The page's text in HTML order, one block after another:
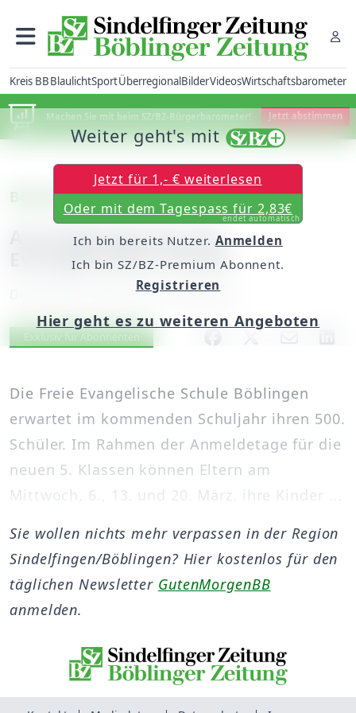
Kreis BBBlaulichtSportÜberregionalBilderVideosWirtschaftsbarometer
Machen Sie mit beim SZ/BZ-Bürgerbarometer! Jetzt abstimmen
Böblingen
Anmeldetage bei der
Evangelischen Schule
Dienstag, 05. März 2013, 00:00 Uhr
Artikel vorlesen
Exklusiv für Abonnenten
Die Freie Evangelische Schule Böblingen
erwartet im kommenden Schuljahr ihren 500.
Schüler. Im Rahmen der Anmeldetage für die
neuen 5. Klassen können Eltern am
Mittwoch, 6., 13. und 20. März, ihre Kinder ...
Weiter geht's mit
Jetzt für 1,- € weiterlesen
Oder mit dem Tagespass für 2,83€
endet automatisch
Ich bin bereits Nutzer. Anmelden
Ich bin SZ/BZ-Premium Abonnent.
Registrieren
Hier geht es zu weiteren Angeboten
Sie wollen nichts mehr verpassen in der Region
Sindelfingen/Böblingen? Hier kostenlos für den
täglichen Newsletter GutenMorgenBB
anmelden.